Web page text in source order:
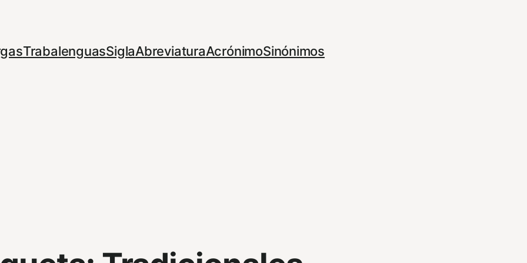
TrabalenguasSiglaAbreviaturaAcrónimoSinónimos